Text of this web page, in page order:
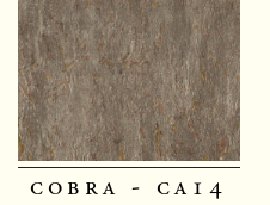
cobra - ca14